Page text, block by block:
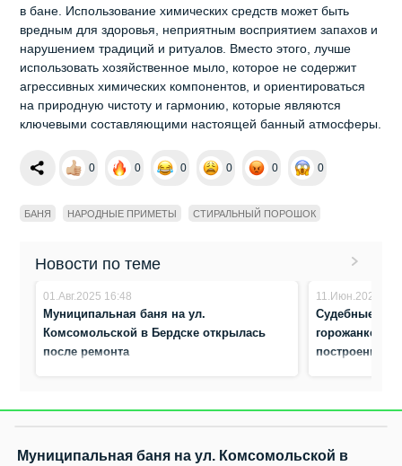
в бане. Использование химических средств может быть
вредным для здоровья, неприятным восприятием запахов и
нарушением традиций и ритуалов. Вместо этого, лучше
использовать хозяйственное мыло, которое не содержит
агрессивных химических компонентов, и ориентироваться
на природную чистоту и гармонию, которые являются
ключевыми составляющими настоящей банный атмосферы.
0 0 0 0 0 0
БАНЯ НАРОДНЫЕ ПРИМЕТЫ СТИРАЛЬНЫЙ ПОРОШОК
Новости по теме
01.Авг.2025 16:48
Муниципальная баня на ул.
Комсомольской в Бердске открылась
после ремонта
11.Июн.2025
Судебные
горожанке
построенную
Муниципальная баня на ул. Комсомольской в